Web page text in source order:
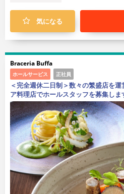
気になる
Braceria Buffa
ホールサービス 正社員
＜完全週休二日制＞数々の繁盛店を
ア料理店でホールスタッフを募集しま